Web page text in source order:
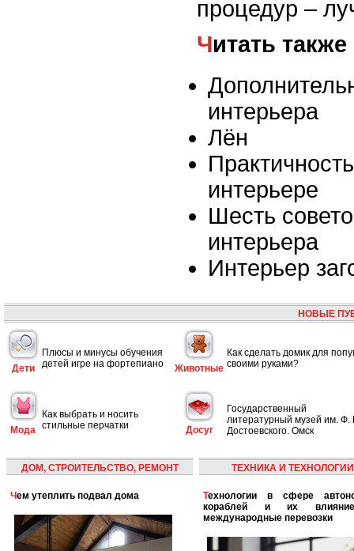
процедур –
Читать также
интерьера
Лён
интерьере
Шесть
интерьера
Интерьер
НОВЫЕ
Дети
Плюсы и минусы обучения
детей игре на фортепиано
Животные
Как сделать домик для
своими руками?
Мода
Как выбрать и носить
стильные перчатки
Досуг
Государственный
литературный музей им. Ф.
Достоевского. Омск
ДОМ, СТРОИТЕЛЬСТВО, РЕМОНТ
Чем утеплить подвал дома
ТЕХНИКА И ТЕХНОЛОГИИ
Технологии в сфере автономных
кораблей и их
международные перевозки